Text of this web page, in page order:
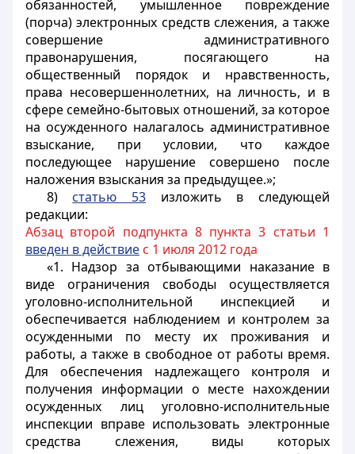
обязанностей, умышленное повреждение
(порча) электронных средств слежения, а также
совершение административного
правонарушения, посягающего на
общественный порядок и нравственность,
права несовершеннолетних, на личность, и в
сфере семейно-бытовых отношений, за которое
на осужденного налагалось административное
взыскание, при условии, что каждое
последующее нарушение совершено после
наложения взыскания за предыдущее.»;
8) статью 53 изложить в следующей
редакции:
Абзац второй подпункта 8 пункта 3 статьи 1
введен в действие с 1 июля 2012 года
«1. Надзор за отбывающими наказание в
виде ограничения свободы осуществляется
уголовно-исполнительной инспекцией и
обеспечивается наблюдением и контролем за
осужденными по месту их проживания и
работы, а также в свободное от работы время.
Для обеспечения надлежащего контроля и
получения информации о месте нахождении
осужденных лиц уголовно-исполнительные
инспекции вправе использовать электронные
средства слежения, виды которых